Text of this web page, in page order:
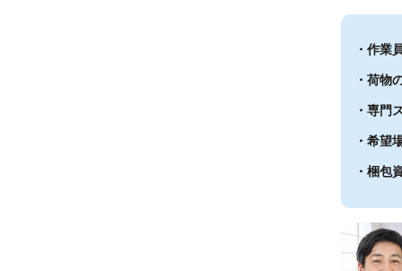
・作業
・荷物
・専門
・希望
・梱包